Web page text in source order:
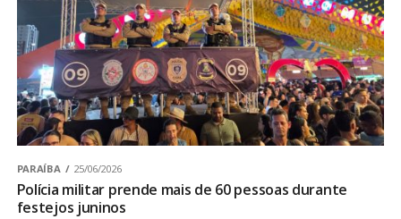
PARAÍBA 25/06/2026
Polícia militar prende mais de 60 pessoas durante
festejos juninos